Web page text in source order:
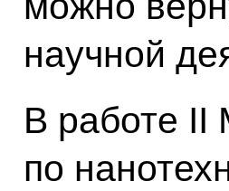
научной
В работе II
по